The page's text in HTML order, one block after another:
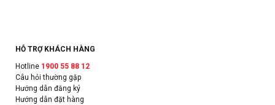
HỖ TRỢ KHÁCH HÀNG
Hotline 1900 55 88 12
Câu hỏi thường gặp
Hướng dẫn đăng ký
Hướng dẫn đặt hàng